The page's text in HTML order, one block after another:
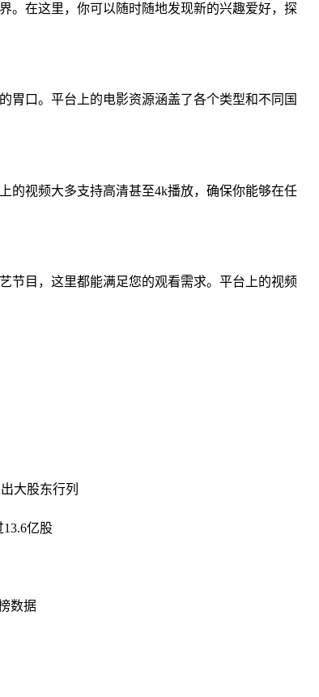
。在这里，你可以随时随地发现新的兴趣爱好，探
胃口。平台上的电影资源涵盖了各个类型和不同国
的视频大多支持高清甚至4k播放，确保你能够在任
节目，这里都能满足您的观看需求。平台上的视频
大股东行列
亿股
数据